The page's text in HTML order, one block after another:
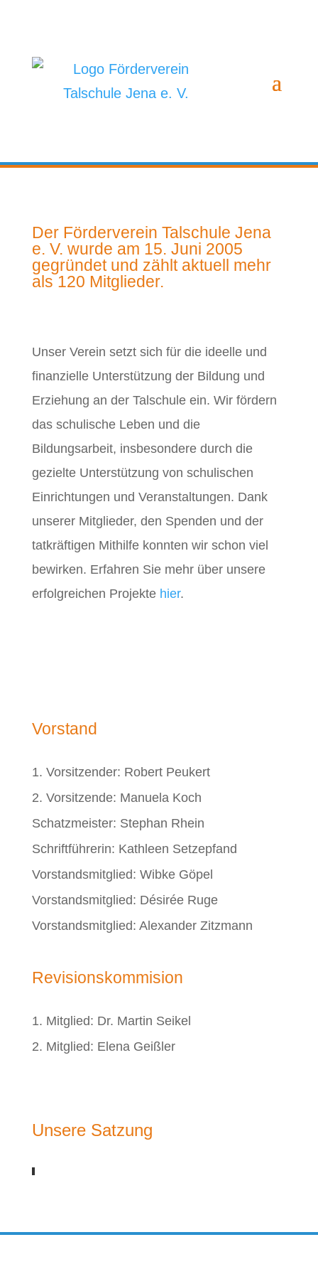
Der Förderverein Talschule Jena
e. V. wurde am 15. Juni 2005
gegründet und zählt aktuell mehr
als 120 Mitglieder.
Unser Verein setzt sich für die ideelle und
finanzielle Unterstützung der Bildung und
Erziehung an der Talschule ein. Wir fördern
das schulische Leben und die
Bildungsarbeit, insbesondere durch die
gezielte Unterstützung von schulischen
Einrichtungen und Veranstaltungen. Dank
unserer Mitglieder, den Spenden und der
tatkräftigen Mithilfe konnten wir schon viel
bewirken. Erfahren Sie mehr über unsere
erfolgreichen Projekte hier.
Vorstand
1. Vorsitzender: Robert Peukert
2. Vorsitzende: Manuela Koch
Schatzmeister: Stephan Rhein
Schriftführerin: Kathleen Setzepfand
Vorstandsmitglied: Wibke Göpel
Vorstandsmitglied: Désirée Ruge
Vorstandsmitglied: Alexander Zitzmann
Revisionskommision
1. Mitglied: Dr. Martin Seikel
2. Mitglied: Elena Geißler
Unsere Satzung